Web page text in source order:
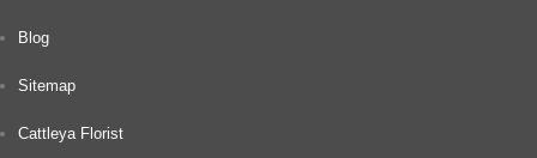
Blog
Sitemap
Cattleya Florist